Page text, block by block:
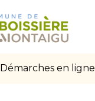
Démarches en ligne